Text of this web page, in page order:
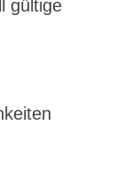
gültige